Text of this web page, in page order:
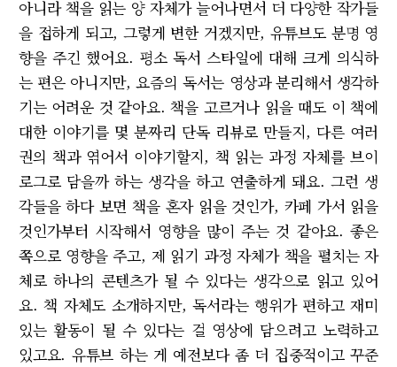
아니라 책을 읽는 양 자체가 늘어나면서 더 다양한 작가들
을 접하게 되고, 그렇게 변한 거겠지만, 유튜브도 분명 영
향을 주긴 했어요. 평소 독서 스타일에 대해 크게 의식하
는 편은 아니지만, 요즘의 독서는 영상과 분리해서 생각하
기는 어려운 것 같아요. 책을 고르거나 읽을 때도 이 책에
대한 이야기를 몇 분짜리 단독 리뷰로 만들지, 다른 여러
권의 책과 엮어서 이야기할지, 책 읽는 과정 자체를 브이
로그로 담을까 하는 생각을 하고 연출하게 돼요. 그런 생
각들을 하다 보면 책을 혼자 읽을 것인가, 카페 가서 읽을
것인가부터 시작해서 영향을 많이 주는 것 같아요. 좋은
쪽으로 영향을 주고, 제 읽기 과정 자체가 책을 펼치는 자
체로 하나의 콘텐츠가 될 수 있다는 생각으로 읽고 있어
요. 책 자체도 소개하지만, 독서라는 행위가 편하고 재미
있는 활동이 될 수 있다는 걸 영상에 담으려고 노력하고
있고요. 유튜브 하는 게 예전보다 좀 더 집중적이고 꾸준